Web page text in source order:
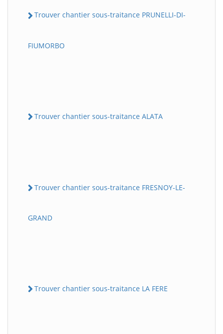
Trouver chantier sous-traitance PRUNELLI-DI-
FIUMORBO
Trouver chantier sous-traitance ALATA
Trouver chantier sous-traitance FRESNOY-LE-
GRAND
Trouver chantier sous-traitance LA FERE